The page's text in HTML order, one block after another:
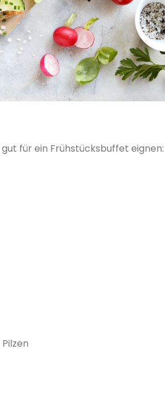
für ein Frühstücksbuffet eignen: